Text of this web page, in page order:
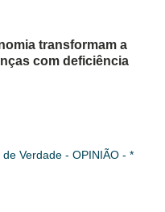
transformam a
com deficiência